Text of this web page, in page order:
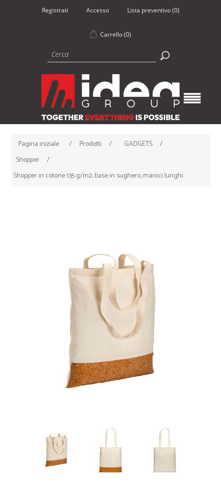
Registrati Accesso Lista preventivo (0)
Carrello (0)
Pagina iniziale / Prodotti / GADGETS
/
Shopper
/
Shopper in cotone 135 g/m2, base in sughero, manici lunghi